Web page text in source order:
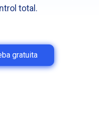
total.
gratuita